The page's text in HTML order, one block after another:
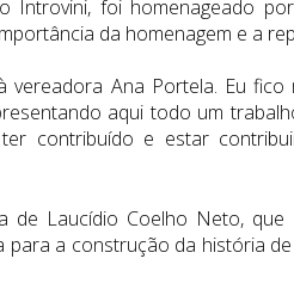
Introvini, foi homenageado
da homenagem e a
vereadora Ana Portela. Eu
aqui todo um
contribuído e estar
de Laucídio Coelho Neto,
para a construção da história